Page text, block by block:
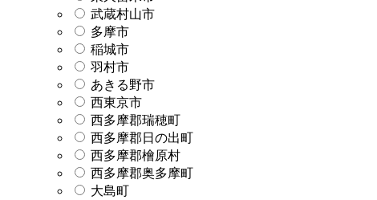
武蔵村山市
多摩市
稲城市
羽村市
あきる野市
西東京市
西多摩郡瑞穂町
西多摩郡日の出町
西多摩郡檜原村
西多摩郡奥多摩町
大島町